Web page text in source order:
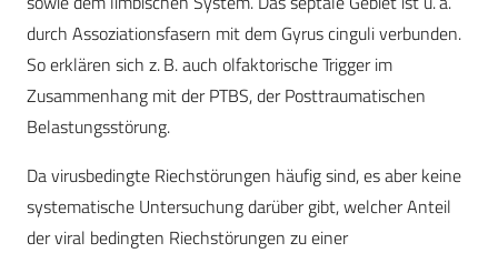
durch Assoziationsfasern mit dem Gyrus cinguli verbunden.
So erklären sich z. B. auch olfaktorische Trigger im
Zusammenhang mit der PTBS, der Posttraumatischen
Belastungsstörung.
Da virusbedingte Riechstörungen häufig sind, es aber keine
systematische Untersuchung darüber gibt, welcher Anteil
der viral bedingten Riechstörungen zu einer